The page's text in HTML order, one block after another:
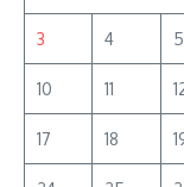
3 4 5
10 11
17 18